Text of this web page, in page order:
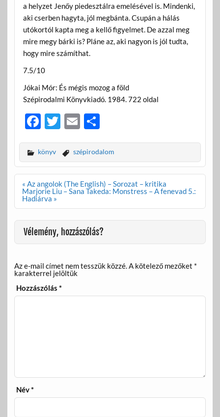
a helyzet Jenőy piedesztálra emelésével is. Mindenki,
aki cserben hagyta, jól megbánta. Csupán a hálás
utókortól kapta meg a kellő figyelmet. De azzal meg
mire megy bárki is? Pláne az, aki nagyon is jól tudta,
hogy mire számíthat.
7.5/10
Jókai Mór: És mégis mozog a föld
Szépirodalmi Könyvkiadó. 1984. 722 oldal
F
e
b
o
o
k
T
itt
er
E
ail
O
za
m
e
g
könyv szépirodalom
Bejegyzés
navigáció
« Az angolok (The English) – Sorozat – kritika
Marjorie Liu – Sana Takeda: Monstress – A fenevad 5.:
Hadiárva »
Vélemény, hozzászólás?
Az e-mail címet nem tesszük közzé.A kötelező mezőket *
karakterrel jelöltük
Hozzászólás*
Név*